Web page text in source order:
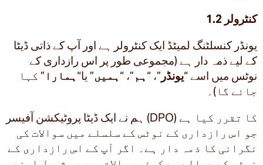
1.2 کنٹرولر
یونڈر کنسلٹنگ لمیٹڈ ایک کنٹرولر ہے اور آپ کے ذاتی ڈیٹا
کے لیے ذمہ دار ہے (مجموعی طور پر اس رازداری کے
نوٹس میں اسے “یونڈر ”، “ہم”، “ہمیں” یا“ہمارا ” کہا
جائے گا)۔
ہم نے ایک ڈیٹا پروٹیکشن آفیسر (DPO) کا تقرر کیا ہے
جو اس رازداری کے نوٹس کے سلسلے میں سوالات کی
نگرانی کا ذمہ دار ہے۔ اگر آپ کے اس رازداری کے